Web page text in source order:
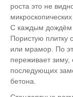
роста это не
С каждым дождём
Пористую плитку
или мрамор. По
переживает
последующих
бетона.